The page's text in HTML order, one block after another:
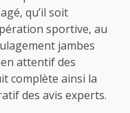
qu’il soit
sportive, au
jambes
attentif des
complète ainsi la
des avis experts.